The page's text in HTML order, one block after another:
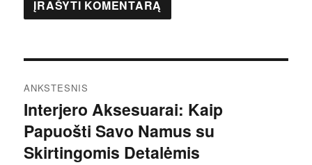
tarp
įrašų
ANKSTESNIS
Ankstesnis
įrašas:
Interjero Aksesuarai: Kaip
Papuošti Savo Namus su
Skirtingomis Detalėmis